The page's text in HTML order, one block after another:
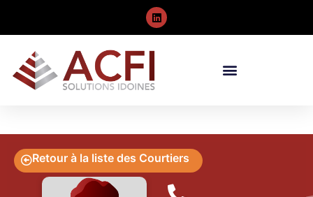
Retour à la liste des Courtiers